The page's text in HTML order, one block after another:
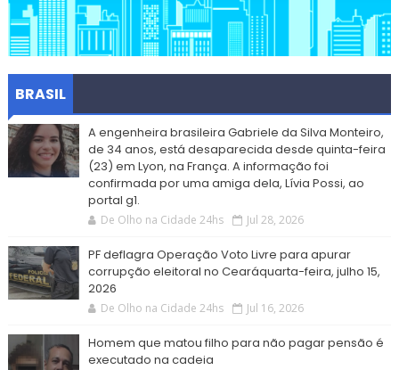
BRASIL
A engenheira brasileira Gabriele da Silva Monteiro,
de 34 anos, está desaparecida desde quinta-feira
(23) em Lyon, na França. A informação foi
confirmada por uma amiga dela, Lívia Possi, ao
portal g1.
De Olho na Cidade 24hs Jul 28, 2026
PF deflagra Operação Voto Livre para apurar
corrupção eleitoral no Cearáquarta-feira, julho 15,
2026
De Olho na Cidade 24hs Jul 16, 2026
Homem que matou filho para não pagar pensão é
executado na cadeia